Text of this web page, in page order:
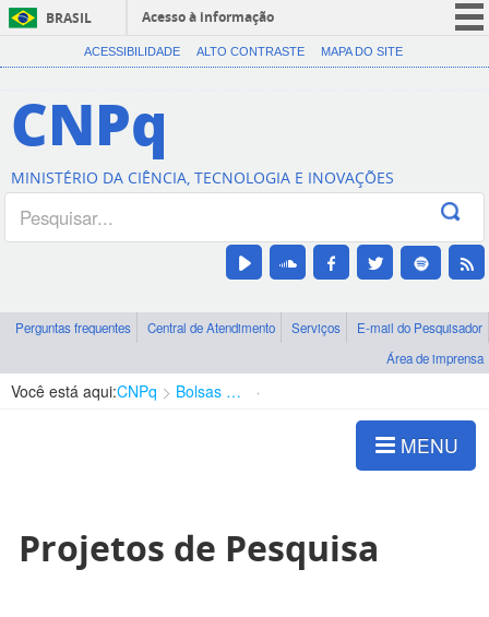
BRASIL
Acesso à informação
CORONAVÍRUS (COVID-19)
Canais
ACESSIBILIDADE ALTO CONTRASTE MAPA DO SITE
CNPq
MINISTÉRIO DA CIÊNCIA, TECNOLOGIA E INOVAÇÕES
Perguntas frequentes Central de Atendimento Serviços
E-mail do Pesquisador
Área de imprensa
Você está aqui:CNPq Bolsas e Auxílios Vigentes
MENU
Projetos de Pesquisa